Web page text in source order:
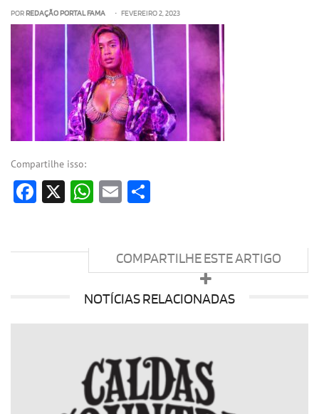
POR REDAÇÃO PORTAL FAMA • FEVEREIRO 2, 2023
Compartilhe isso:
Facebook
X WhatsApp
Email
COMPARTILHE ESTE ARTIGO
NOTÍCIAS RELACIONADAS